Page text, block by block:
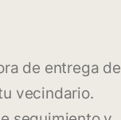
de entrega de
vecindario.